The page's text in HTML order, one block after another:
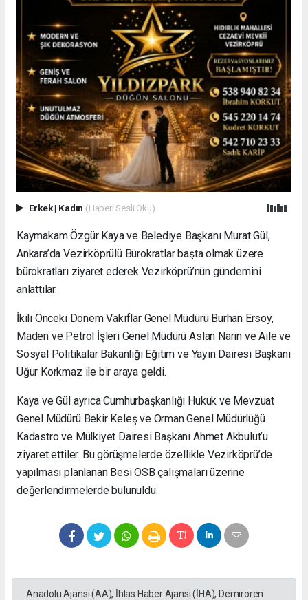
Erkek| Kadın (Haberi Sesli Oku)
Kaymakam Özgür Kaya ve Belediye Başkanı Murat Gül,
Ankara’da Vezirköprülü Bürokratlar başta olmak üzere
bürokratları ziyaret ederek Vezirköprü’nün gündemini
anlattılar.
İkili Önceki Dönem Vakıflar Genel Müdürü Burhan Ersoy,
Maden ve Petrol İşleri Genel Müdürü Aslan Narin ve Aile ve
Sosyal Politikalar Bakanlığı Eğitim ve Yayın Dairesi Başkanı
Uğur Korkmaz ile bir araya geldi.
Kaya ve Gül ayrıca Cumhurbaşkanlığı Hukuk ve Mevzuat
Genel Müdürü Bekir Keleş ve Orman Genel Müdürlüğü
Kadastro ve Mülkiyet Dairesi Başkanı Ahmet Akbulut’u
ziyaret ettiler. Bu görüşmelerde özellikle Vezirköprü’de
yapılması planlanan Besi OSB çalışmaları üzerine
değerlendirmelerde bulunuldu.
Anadolu Ajansı (AA), İhlas Haber Ajansı (İHA), Demirören